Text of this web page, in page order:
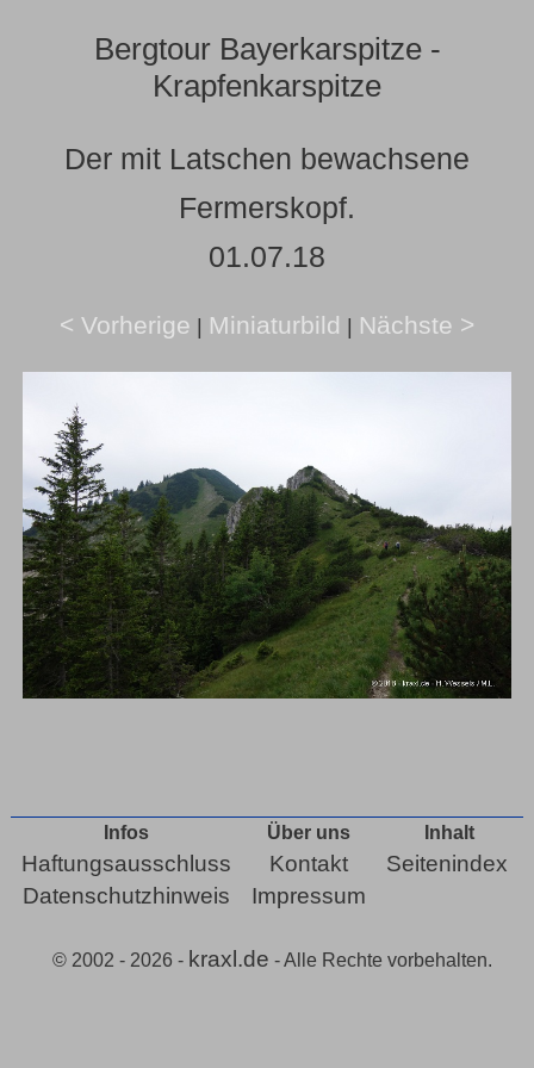
Bergtour Bayerkarspitze -
Krapfenkarspitze
Der mit Latschen bewachsene
Fermerskopf.
01.07.18
< Vorherige | Miniaturbild | Nächste >
Infos
Haftungsausschluss
Datenschutzhinweis
Über uns
Kontakt
Impressum
Inhalt
Seitenindex
© 2002 - 2026 - kraxl.de - Alle Rechte vorbehalten.